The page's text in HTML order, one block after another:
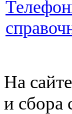
На
и сбора